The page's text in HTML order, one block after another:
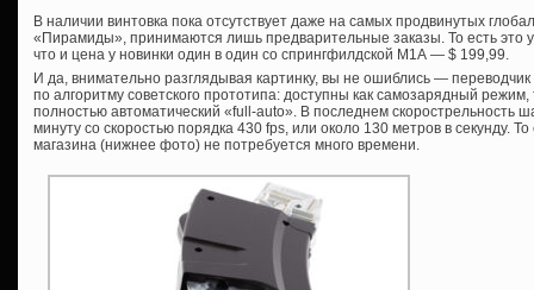
В наличии винтовка пока отсутствует даже на самых продвинутых
«Пирамиды», принимаются лишь предварительные заказы. То есть это
что и цена у новинки один в один со спрингфилдской М1А — $ 199,99.
И да, внимательно разглядывая картинку, вы не ошиблись —
по алгоритму советского прототипа: доступны как самозарядный
полностью автоматический «full-auto». В последнем скорострельность
минуту со скоростью порядка 430 fps, или около 130 метров в секунду.
магазина (нижнее фото) не потребуется много времени.